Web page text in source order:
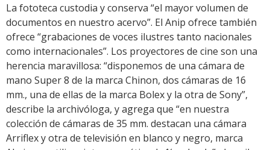
La fototeca custodia y conserva “el mayor volumen de
documentos en nuestro acervo”. El Anip ofrece también
ofrece “grabaciones de voces ilustres tanto nacionales
como internacionales”. Los proyectores de cine son una
herencia maravillosa: “disponemos de una cámara de
mano Super 8 de la marca Chinon, dos cámaras de 16
mm., una de ellas de la marca Bolex y la otra de Sony”,
describe la archivóloga, y agrega que “en nuestra
colección de cámaras de 35 mm. destacan una cámara
Arriflex y otra de televisión en blanco y negro, marca